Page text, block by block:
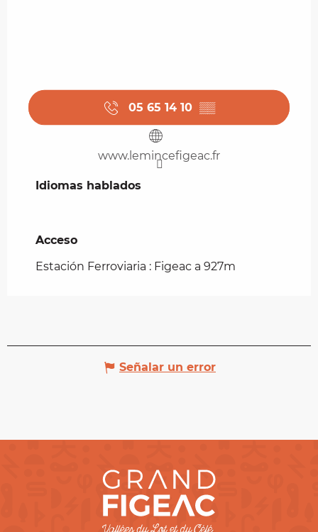
05 65 14 10 ▒▒
www.lemincefigeac.fr
Idiomas hablados
Idiomas hablados
Acceso
Acceso
Estación Ferroviaria : Figeac a 927m
Señalar un error